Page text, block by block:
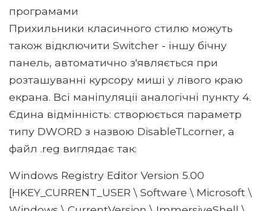
програмами
Прихильники класичного стилю можуть
також відключити Switcher - іншу бічну
панель, автоматично з'являється при
розташуванні курсору миші у лівого краю
екрана. Всі маніпуляції аналогічні пункту 4.
Єдина відмінність: створюється параметр
типу DWORD з назвою DisableTLcorner, а
файл .reg виглядає так:
Windows Registry Editor Version 5.00
[HKEY_CURRENT_USER \ Software \ Microsoft \